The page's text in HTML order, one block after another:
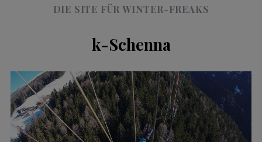
DIE SITE FÜR WINTER-FREAKS
k-Schenna